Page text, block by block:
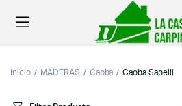
Inicio MADERAS Caoba Caoba Sapelli